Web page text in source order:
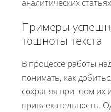
аналитических
Примеры
тошноты текста
В процессе работы
понимать, как
сохраняя при этом их
привлекательность.